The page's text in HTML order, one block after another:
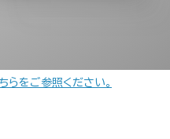
らをご参照ください。